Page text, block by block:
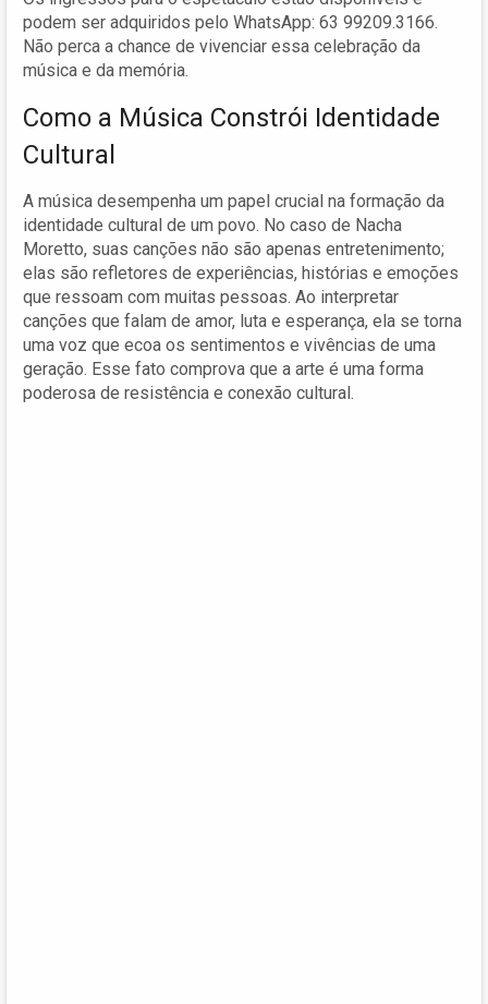
podem ser adquiridos pelo WhatsApp: 63 99209.3166.
Não perca a chance de vivenciar essa celebração da
música e da memória.
Como a Música Constrói Identidade
Cultural
A música desempenha um papel crucial na formação da
identidade cultural de um povo. No caso de Nacha
Moretto, suas canções não são apenas entretenimento;
elas são refletores de experiências, histórias e emoções
que ressoam com muitas pessoas. Ao interpretar
canções que falam de amor, luta e esperança, ela se torna
uma voz que ecoa os sentimentos e vivências de uma
geração. Esse fato comprova que a arte é uma forma
poderosa de resistência e conexão cultural.